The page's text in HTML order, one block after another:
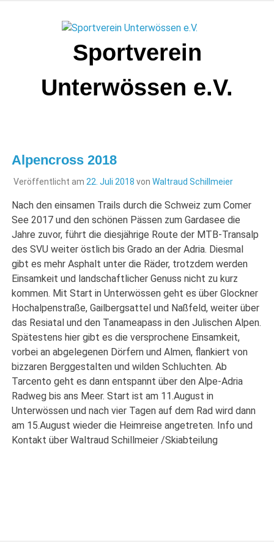
Sportverein
Unterwössen e.V.
Alpencross 2018
Veröffentlicht am 22. Juli 2018 von Waltraud Schillmeier
Nach den einsamen Trails durch die Schweiz zum Comer
See 2017 und den schönen Pässen zum Gardasee die
Jahre zuvor, führt die diesjährige Route der MTB-Transalp
des SVU weiter östlich bis Grado an der Adria. Diesmal
gibt es mehr Asphalt unter die Räder, trotzdem werden
Einsamkeit und landschaftlicher Genuss nicht zu kurz
kommen. Mit Start in Unterwössen geht es über Glockner
Hochalpenstraße, Gailbergsattel und Naßfeld, weiter über
das Resiatal und den Tanameapass in den Julischen Alpen.
Spätestens hier gibt es die versprochene Einsamkeit,
vorbei an abgelegenen Dörfern und Almen, flankiert von
bizzaren Berggestalten und wilden Schluchten. Ab
Tarcento geht es dann entspannt über den Alpe-Adria
Radweg bis ans Meer. Start ist am 11.August in
Unterwössen und nach vier Tagen auf dem Rad wird dann
am 15.August wieder die Heimreise angetreten. Info und
Kontakt über Waltraud Schillmeier /Skiabteilung